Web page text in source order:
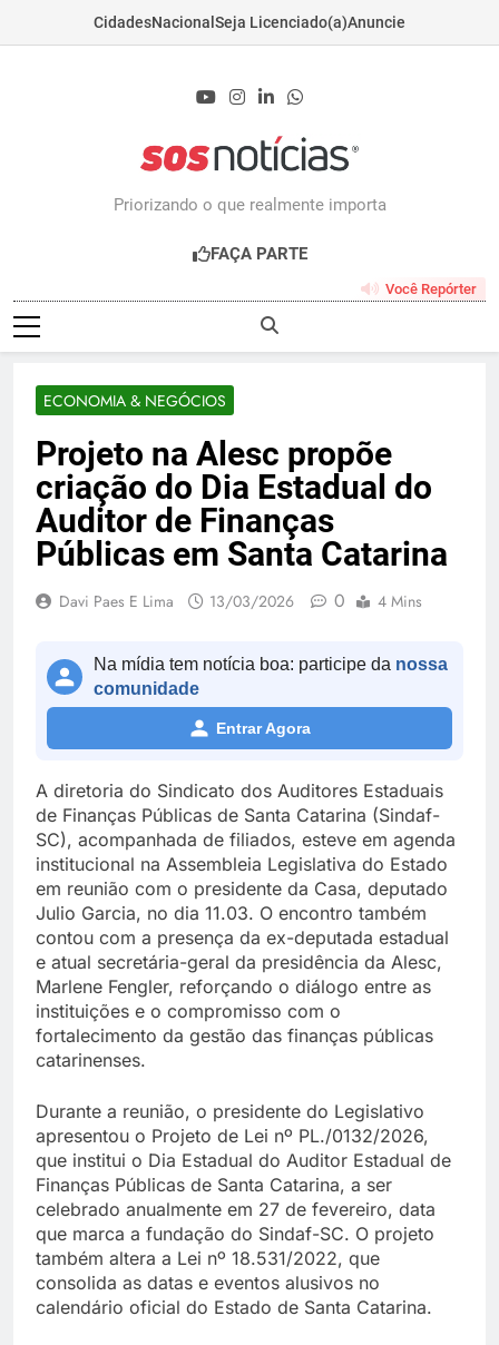
CidadesNacional Seja Licenciado(a)Anuncie
Priorizando o que realmente importa
FAÇA PARTE
Você Repórter
ECONOMIA & NEGÓCIOS
Projeto na Alesc propõe
criação do Dia Estadual do
Auditor de Finanças
Públicas em Santa Catarina
Davi Paes E Lima 13/03/2026 0 4 Mins
Na mídia tem notícia boa: participe da nossa
comunidade
Entrar Agora
A diretoria do Sindicato dos Auditores Estaduais
de Finanças Públicas de Santa Catarina (Sindaf-
SC), acompanhada de filiados, esteve em agenda
institucional na Assembleia Legislativa do Estado
em reunião com o presidente da Casa, deputado
Julio Garcia, no dia 11.03. O encontro também
contou com a presença da ex-deputada estadual
e atual secretária-geral da presidência da Alesc,
Marlene Fengler, reforçando o diálogo entre as
instituições e o compromisso com o
fortalecimento da gestão das finanças públicas
catarinenses.
Durante a reunião, o presidente do Legislativo
apresentou o Projeto de Lei nº PL./0132/2026,
que institui o Dia Estadual do Auditor Estadual de
Finanças Públicas de Santa Catarina, a ser
celebrado anualmente em 27 de fevereiro, data
que marca a fundação do Sindaf-SC. O projeto
também altera a Lei nº 18.531/2022, que
consolida as datas e eventos alusivos no
calendário oficial do Estado de Santa Catarina.